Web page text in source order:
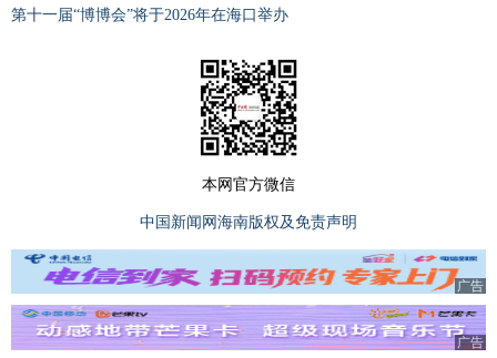
第十一届“博博会”将于2026年在海口举办
本网官方微信
中国新闻网海南版权及免责声明
广告
广告